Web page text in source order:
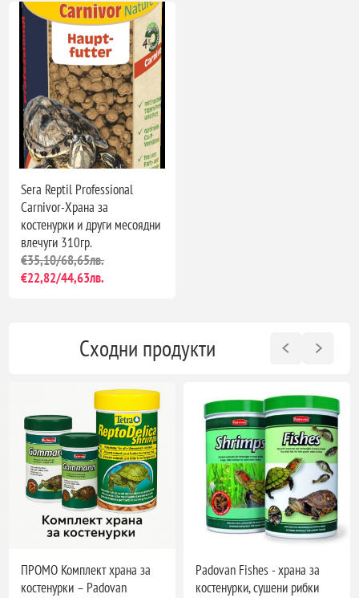
Sera Reptil Professional
Carnivor-Храна за
костенурки и други месоядни
влечуги 310гр.
€35,10/68,65лв.
€22,82/44,63лв.
Сходни продукти
ПРОМО Комплект храна за
костенурки – Padovan
Padovan Fishes - храна за
костенурки, сушени рибки